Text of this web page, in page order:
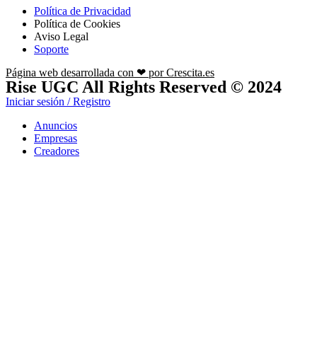
Política de Privacidad
Política de Cookies
Aviso Legal
Soporte
Página web desarrollada con ❤ por Crescita.es
Rise UGC All Rights Reserved © 2024
Iniciar sesión / Registro
Anuncios
Empresas
Creadores